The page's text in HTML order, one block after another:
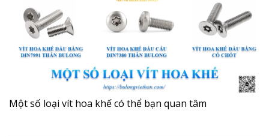
Một số loại vít hoa khế có thể bạn quan tâm